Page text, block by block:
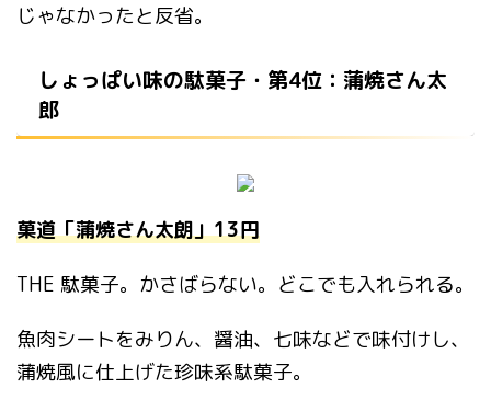
じゃなかったと反省。
しょっぱい味の駄菓子・第4位：蒲焼さん太
郎
菓道「蒲焼さん太朗」13円
THE 駄菓子。かさばらない。どこでも入れられる。
魚肉シートをみりん、醤油、七味などで味付けし、
蒲焼風に仕上げた珍味系駄菓子。